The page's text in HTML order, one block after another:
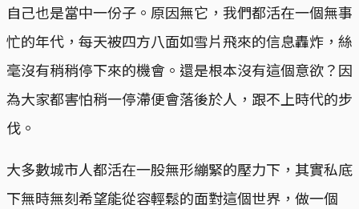
自己也是當中一份子。原因無它，我們都活在一個無事
忙的年代，每天被四方八面如雪片飛來的信息轟炸，絲
毫沒有稍稍停下來的機會。還是根本沒有這個意欲？因
為大家都害怕稍一停滯便會落後於人，跟不上時代的步
伐。
大多數城市人都活在一股無形繃緊的壓力下，其實私底
下無時無刻希望能從容輕鬆的面對這個世界，做一個